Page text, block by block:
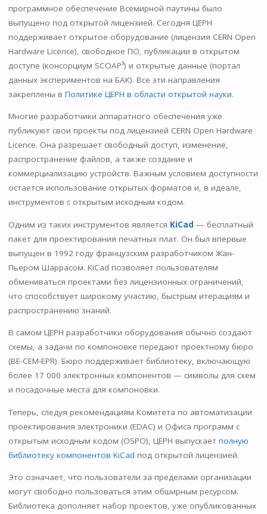
программное обеспечение Всемирной паутины было
выпущено под открытой лицензией. Сегодня ЦЕРН
поддерживает открытое оборудование (лицензия CERN Open
Hardware Licence), свободное ПО, публикации в открытом
доступе (консорциум SCOAP³) и открытые данные (портал
данных экспериментов на БАК). Все эти направления
закреплены в Политике ЦЕРН в области открытой науки.
Многие разработчики аппаратного обеспечения уже
публикуют свои проекты под лицензией CERN Open Hardware
Licence. Она разрешает свободный доступ, изменение,
распространение файлов, а также создание и
коммерциализацию устройств. Важным условием доступности
остается использование открытых форматов и, в идеале,
инструментов с открытым исходным кодом.
Одним из таких инструментов является KiCad — бесплатный
пакет для проектирования печатных плат. Он был впервые
выпущен в 1992 году французским разработчиком Жан-
Пьером Шаррасом. KiCad позволяет пользователям
обмениваться проектами без лицензионных ограничений,
что способствует широкому участию, быстрым итерациям и
распространению знаний.
В самом ЦЕРН разработчики оборудования обычно создают
схемы, а задачи по компоновке передают проектному бюро
(BE-CEM-EPR). Бюро поддерживает библиотеку, включающую
более 17 000 электронных компонентов — символы для схем
и посадочные места для компоновки.
Теперь, следуя рекомендациям Комитета по автоматизации
проектирования электроники (EDAC) и Офиса программ с
открытым исходным кодом (OSPO), ЦЕРН выпускает полную
библиотеку компонентов KiCad под открытой лицензией.
Это означает, что пользователи за пределами организации
могут свободно пользоваться этим обширным ресурсом.
Библиотека дополняет набор проектов, уже опубликованных